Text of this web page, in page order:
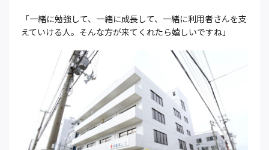
「一緒に勉強して、一緒に成長して、一緒に利用者さんを支
えていける人。そんな方が来てくれたら嬉しいですね」